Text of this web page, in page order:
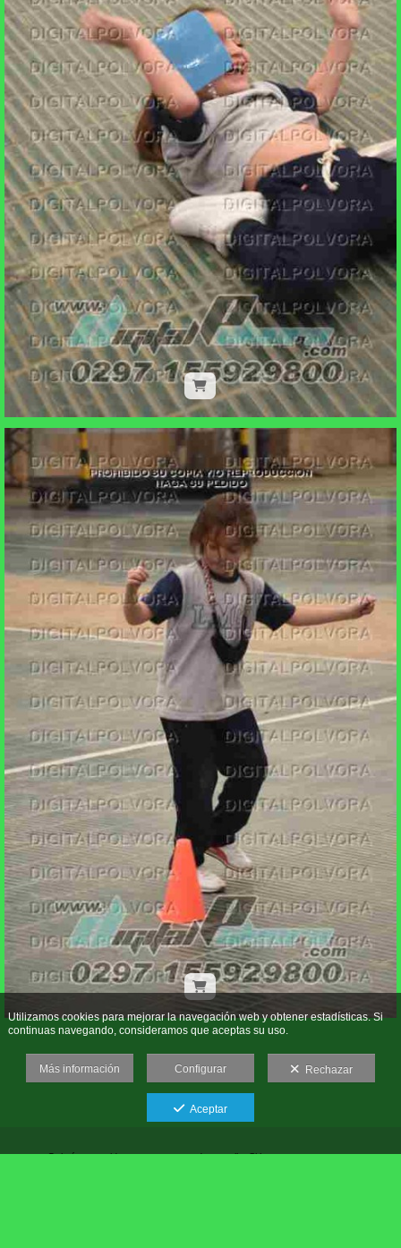
Utilizamos cookies para mejorar la navegación web y obtener estadísticas. Si
continuas navegando, consideramos que aceptas su uso.
Más información Configurar Rechazar
Aceptar
Galería protegida contra capturas de pantalla: Si haces una captura se